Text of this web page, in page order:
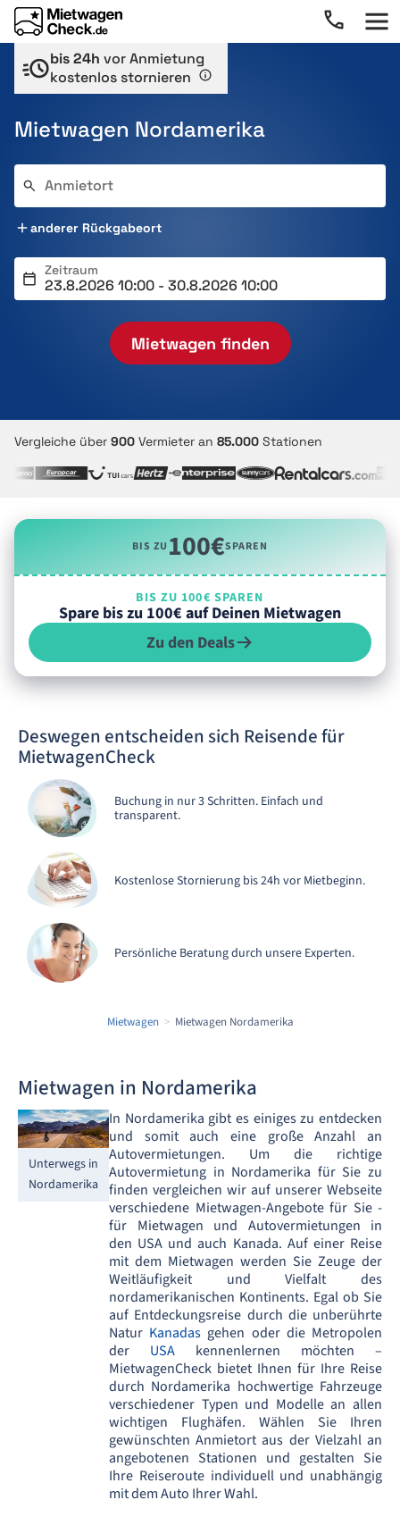
bis 24h vor Anmietung
kostenlos stornieren
Mietwagen Nordamerika
Anmietort
anderer Rückgabeort
Zeitraum
Mietwagen finden
Vergleiche über 900 Vermieter an 85.000 Stationen
BIS ZU100€SPAREN
BIS ZU 100€ SPAREN
Spare bis zu 100€ auf Deinen Mietwagen
Zu den Deals
Deswegen entscheiden sich Reisende für
MietwagenCheck
Buchung in nur 3 Schritten. Einfach und
transparent.
Kostenlose Stornierung bis 24h vor Mietbeginn.
Persönliche Beratung durch unsere Experten.
Mietwagen Mietwagen Nordamerika
Mietwagen in Nordamerika
Unterwegs in
Nordamerika
In Nordamerika gibt es einiges zu entdecken
und somit auch eine große Anzahl an
Autovermietungen. Um die richtige
Autovermietung in Nordamerika für Sie zu
finden vergleichen wir auf unserer Webseite
verschiedene Mietwagen-Angebote für Sie -
für Mietwagen und Autovermietungen in
den USA und auch Kanada. Auf einer Reise
mit dem Mietwagen werden Sie Zeuge der
Weitläufigkeit und Vielfalt des
nordamerikanischen Kontinents. Egal ob Sie
auf Entdeckungsreise durch die unberührte
Natur Kanadas gehen oder die Metropolen
der USA kennenlernen möchten –
MietwagenCheck bietet Ihnen für Ihre Reise
durch Nordamerika hochwertige Fahrzeuge
verschiedener Typen und Modelle an allen
wichtigen Flughäfen. Wählen Sie Ihren
gewünschten Anmietort aus der Vielzahl an
angebotenen Stationen und gestalten Sie
Ihre Reiseroute individuell und unabhängig
mit dem Auto Ihrer Wahl.